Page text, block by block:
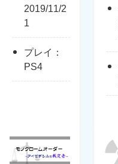
2019/11/2
1
プレイ：
PS4